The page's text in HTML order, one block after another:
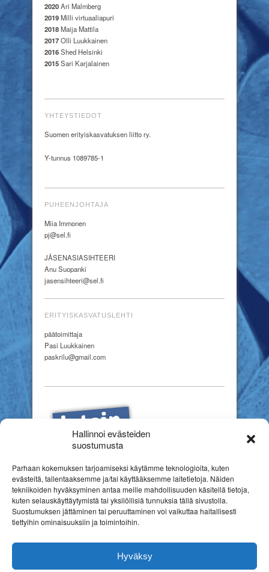
Hallinnoi evästeiden
suostumusta
Parhaan kokemuksen tarjoamiseksi käytämme teknologioita, kuten
evästeitä, tallentaaksemme ja/tai käyttääksemme laitetietoja. Näiden
tekniikoiden hyväksyminen antaa meille mahdollisuuden käsitellä tietoja,
kuten selauskäyttäytymistä tai yksilöllisiä tunnuksia tällä sivustolla.
Suostumuksen jättäminen tai peruuttaminen voi vaikuttaa haitallisesti
tiettyihin ominaisuuksiin ja toimintoihin.
Hyväksy
2020Ari Malmberg
2019Milli virtuaaliapuri
2018Maija Mattila
2017Olli Luukkainen
2016Shed Helsinki
2015Sari Karjalainen
YHTEYSTIEDOT
Suomen erityiskasvatuksen liitto ry.
Y-tunnus 1089785-1
PUHEENJOHTAJA
Miia Immonen
pj@sel.fi
JÄSENASIASIHTEERI
Anu Suopanki
jasensihteeri@sel.fi
ERITYISKASVATUSLEHTI
päätoimittaja
Pasi Luukkainen
paskrilu@gmail.com